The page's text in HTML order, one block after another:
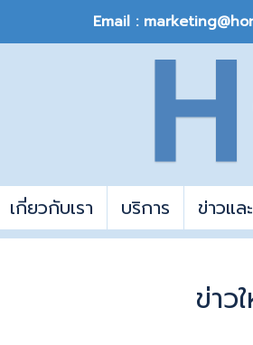
Email :
เกี่ยวกับเรา บริการ ข่าวแ
ข่าว